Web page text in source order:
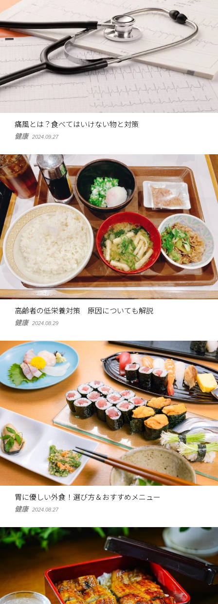
痛風とは？食べてはいけない物と対策
健康 2024.09.27
高齢者の低栄養対策 原因についても解説
健康 2024.08.29
胃に優しい外食！選び方＆おすすめメニュー
健康 2024.08.27